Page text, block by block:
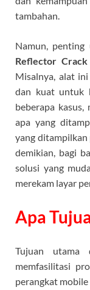
tambahan.
Namun,
Reflector Crack
Misalnya, alat
dan kuat untuk
beberapa
apa yang
yang ditampilkan
demikian, bagi
solusi yang
merekam layar
Apa
Tujuan utama
memfasilitasi
perangkat